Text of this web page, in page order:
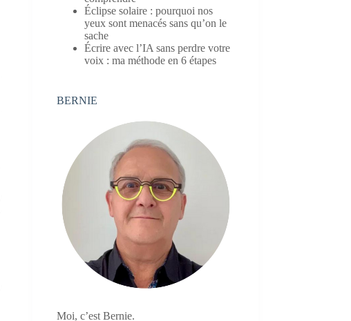
Éclipse solaire : pourquoi nos
yeux sont menacés sans qu’on le
sache
Écrire avec l’IA sans perdre votre
voix : ma méthode en 6 étapes
BERNIE
Moi, c’est Bernie.